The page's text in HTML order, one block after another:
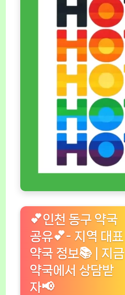
💕인천 동구 약국
공유💕- 지역 대표
약국 정보📚 | 지금
약국에서 상담받
자📢